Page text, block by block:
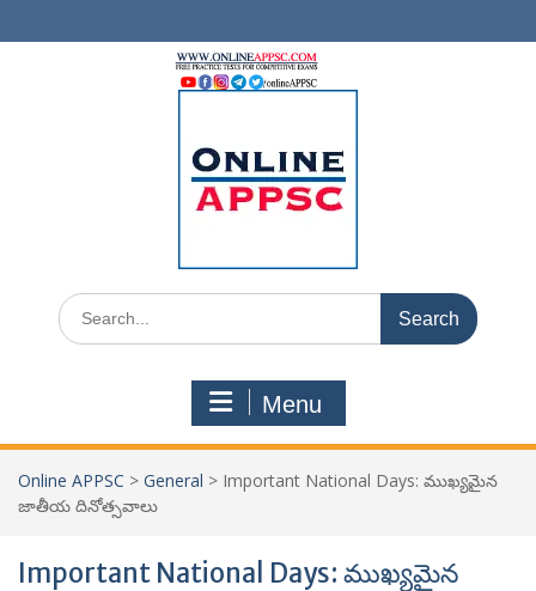
to
Search
for:
Menu
Online APPSC > General > Important National Days: ముఖ్యమైన
జాతీయ దినోత్సవాలు
Important National Days: ముఖ్యమైన